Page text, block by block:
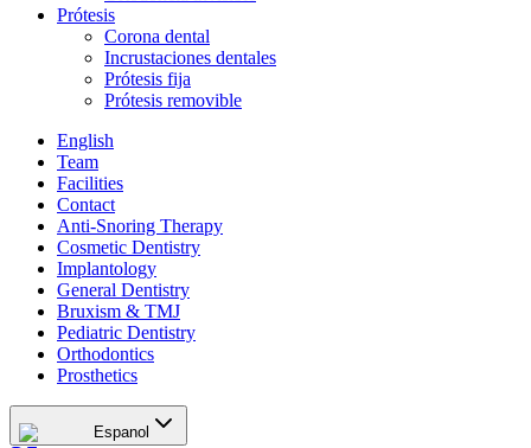
Prótesis
Corona dental
Incrustaciones dentales
Prótesis fija
Prótesis removible
English
Team
Facilities
Contact
Anti-Snoring Therapy
Cosmetic Dentistry
Implantology
General Dentistry
Bruxism & TMJ
Pediatric Dentistry
Orthodontics
Prosthetics
Espanol